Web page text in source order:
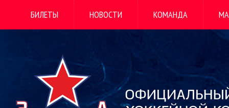
БИЛЕТЫ НОВОСТИ КОМАНДА